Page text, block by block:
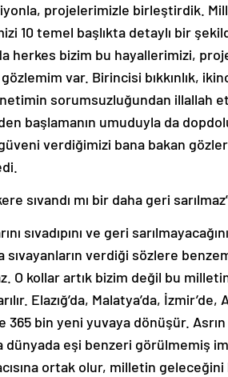
projelerimizle birleştirdik.
10 temel başlıkta detaylı bir
herkes bizim bu hayallerimizi,
var. Birincisi bıkkınlık,
sorumsuzluğundan illallah
başlamanın umuduyla da
verdiğimizi bana bakan
sıvandı mı bir daha geri
sıvadıpını ve geri
sıvayanların verdiği sözlere
O kollar artık bizim değil bu
Elazığ’da, Malatya’da,
365 bin yeni yuvaya dönüşür.
dünyada eşi benzeri görülmemiş
ortak olur, milletin